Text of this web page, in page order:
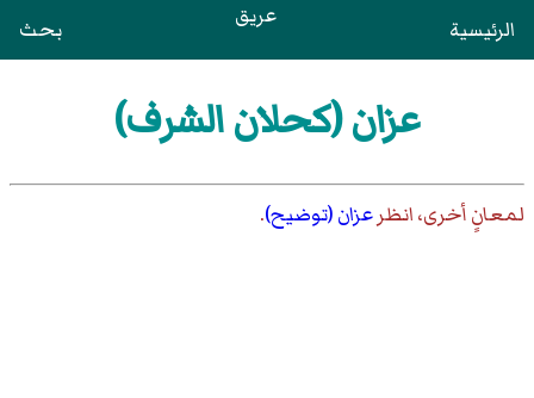
الرئيسية عريق بحث
عزان (كحلان الشرف)
لمعانٍ أخرى، انظرعزان (توضيح).